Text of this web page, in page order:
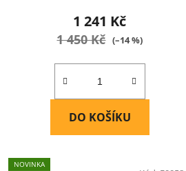
1 241 Kč
1 450 Kč (–14 %)
DO KOŠÍKU
NOVINKA